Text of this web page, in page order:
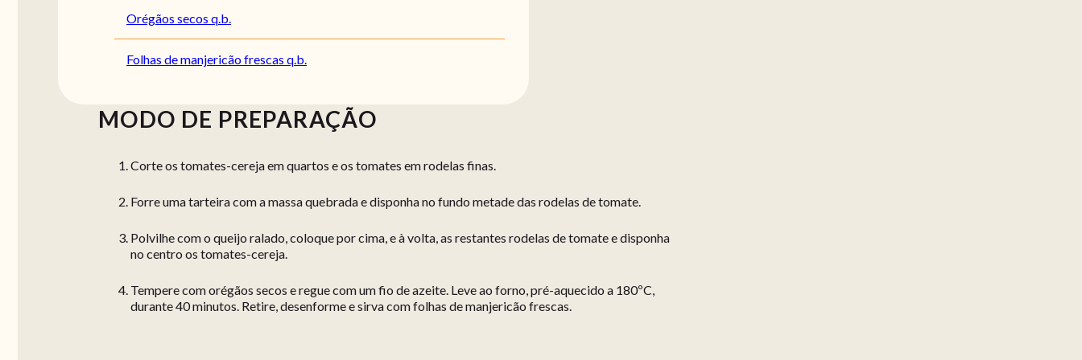
Orégãos secos q.b.
Folhas de manjericão frescas q.b.
MODO DE PREPARAÇÃO
Corte os tomates-cereja em quartos e os tomates em rodelas finas.
Forre uma tarteira com a massa quebrada e disponha no fundo metade das rodelas de tomate.
Polvilhe com o queijo ralado, coloque por cima, e à volta, as restantes rodelas de tomate e disponha
no centro os tomates-cereja.
Tempere com orégãos secos e regue com um fio de azeite. Leve ao forno, pré-aquecido a 180ºC,
durante 40 minutos. Retire, desenforme e sirva com folhas de manjericão frescas.